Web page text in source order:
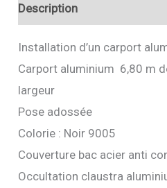
Description
Installation d’un carport
Carport aluminium 6,80 m
largeur
Pose adossée
Colorie : Noir 9005
Couverture bac acier anti
Occultation claustra